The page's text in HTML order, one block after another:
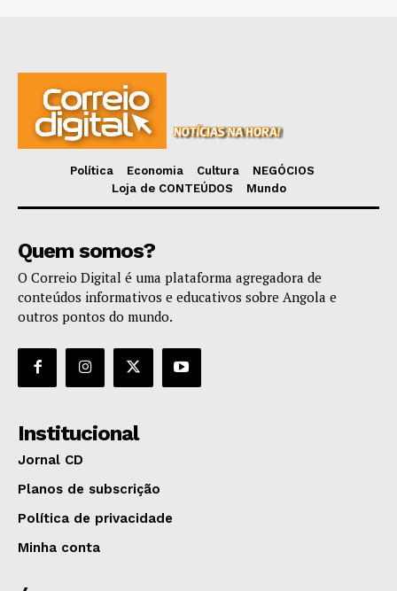
Política Economia Cultura
NEGÓCIOS
Loja de CONTEÚDOS
Mundo
Quem somos?
O Correio Digital é uma plataforma agregadora de
conteúdos informativos e educativos sobre Angola e
outros pontos do mundo.
Institucional
Jornal CD
Planos de subscrição
Política de privacidade
Minha conta